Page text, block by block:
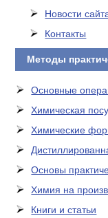
Новости
Контакты
Методы
Основные
Химическая
Химические
Основы
Химия на
Книги и статьи